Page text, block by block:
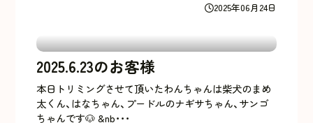
2025年06月24日
2025.6.23のお客様
本日トリミングさせて頂いたわんちゃんは柴犬のまめ
太くん、はなちゃん、プードルのナギサちゃん、サンゴ
ちゃんです🐶 &nb･･･